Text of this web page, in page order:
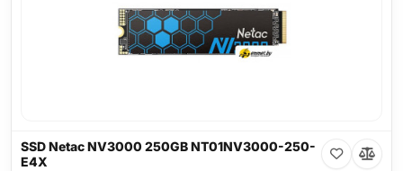
SSD Netac NV3000 250GB NT01NV3000-250-
E4X